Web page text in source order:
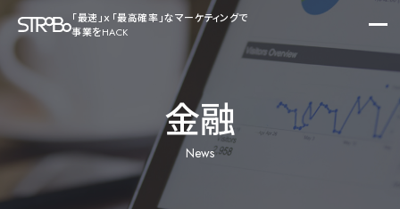
「最速」ｘ「最高確率」なマーケティングで
事業をHACK
金融
News